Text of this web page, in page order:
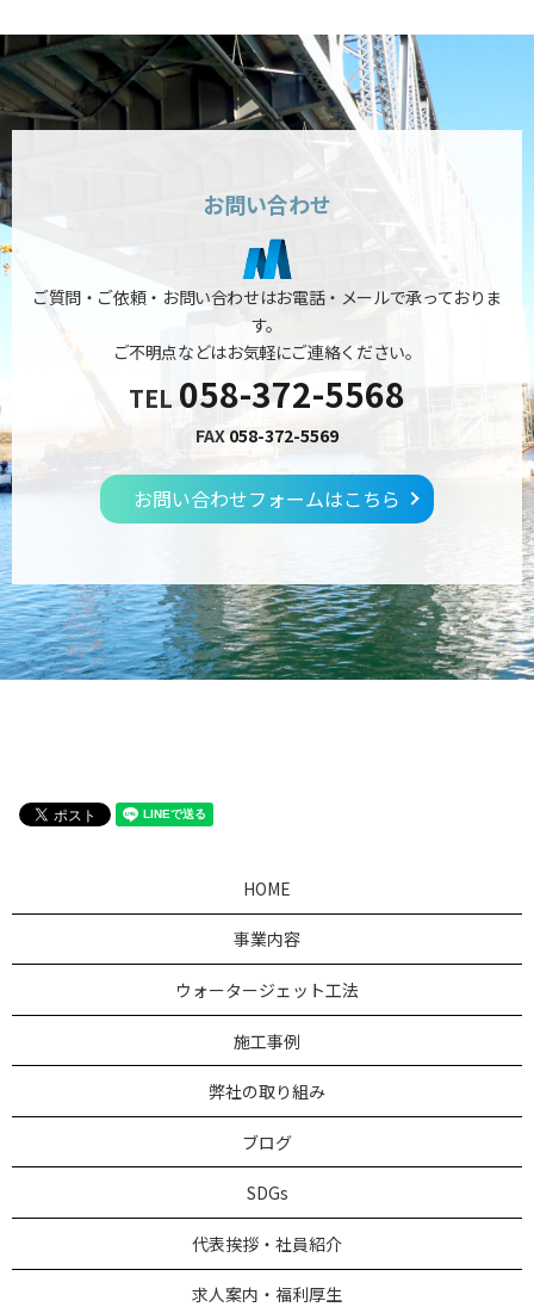
お問い合わせ
ご質問・ご依頼・お問い合わせはお電話・メールで承っておりま
す。
ご不明点などはお気軽にご連絡ください。
TEL 058-372-5568
FAX 058-372-5569
お問い合わせフォームはこちら
HOME
事業内容
ウォータージェット工法
施工事例
弊社の取り組み
ブログ
SDGs
代表挨拶・社員紹介
求人案内・福利厚生